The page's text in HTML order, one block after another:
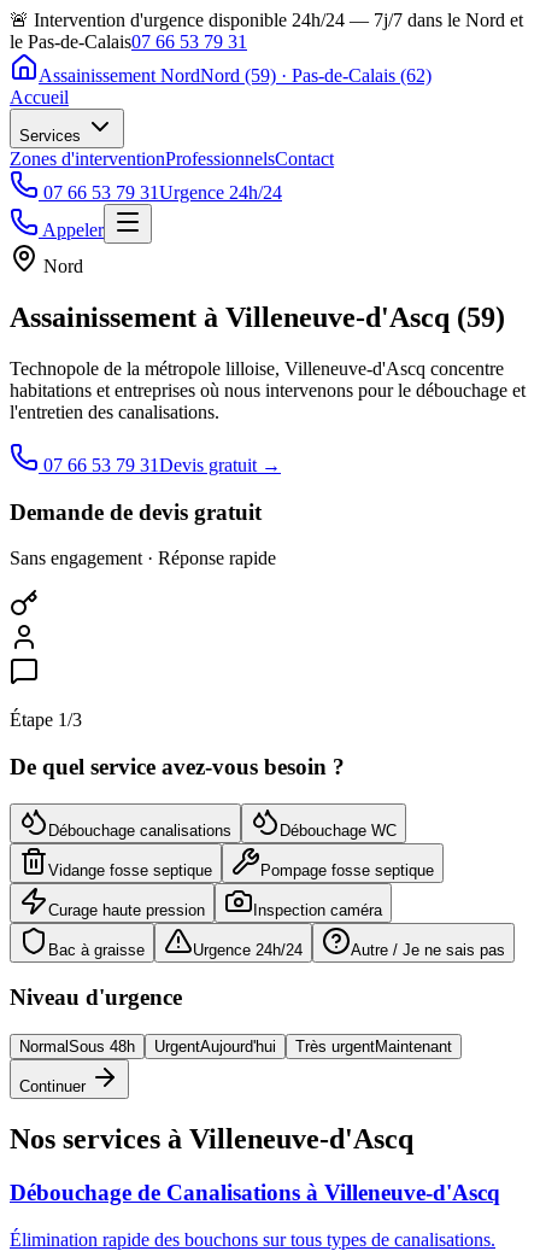
🚨 Intervention d'urgence disponible 24h/24 — 7j/7 dans le Nord et
le Pas-de-Calais07 66 53 79 31
Assainissement NordNord (59) · Pas-de-Calais (62)
Accueil
Services
Zones d'interventionProfessionnelsContact
07 66 53 79 31Urgence 24h/24
Appeler
Nord
Assainissement à Villeneuve-d'Ascq (59)
Technopole de la métropole lilloise, Villeneuve-d'Ascq concentre
habitations et entreprises où nous intervenons pour le débouchage et
l'entretien des canalisations.
07 66 53 79 31Devis gratuit →
Demande de devis gratuit
Sans engagement · Réponse rapide
Étape 1/3
De quel service avez-vous besoin ?
Débouchage canalisations Débouchage WC
Vidange fosse septique Pompage fosse septique
Curage haute pression Inspection caméra
Bac à graisse Urgence 24h/24 Autre / Je ne sais pas
Niveau d'urgence
NormalSous 48h UrgentAujourd'hui Très urgentMaintenant
Continuer
Nos services à Villeneuve-d'Ascq
Débouchage de Canalisations à Villeneuve-d'Ascq
Élimination rapide des bouchons sur tous types de canalisations.